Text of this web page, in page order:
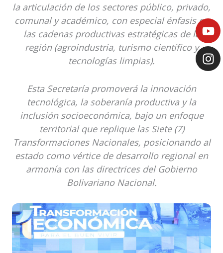
la articulación de los sectores público, privado,
comunal y académico, con especial énfasis en
las cadenas productivas estratégicas de la
región (agroindustria, turismo científico y
tecnologías limpias).
Esta Secretaría promoverá la innovación
tecnológica, la soberanía productiva y la
inclusión socioeconómica, bajo un enfoque
territorial que replique las Siete (7)
Transformaciones Nacionales, posicionando al
estado como vértice de desarrollo regional en
armonía con las directrices del Gobierno
Bolivariano Nacional.
Y
o
u
t
u
I
n
s
t
a